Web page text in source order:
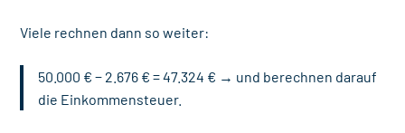
Viele rechnen dann so weiter:
50.000 € − 2.676 € = 47.324 € → und berechnen darauf
die Einkommensteuer.